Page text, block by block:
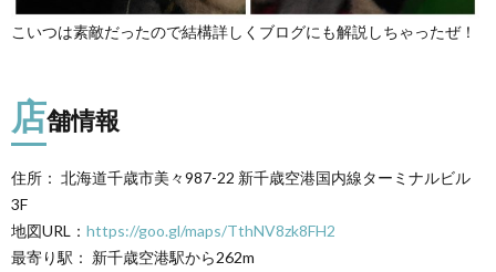
こいつは素敵だったので結構詳しくブログにも解説しちゃったぜ！
店舗情報
住所： 北海道千歳市美々987-22 新千歳空港国内線ターミナルビル
3F
地図URL： https://goo.gl/maps/TthNV8zk8FH2
最寄り駅： 新千歳空港駅から262m